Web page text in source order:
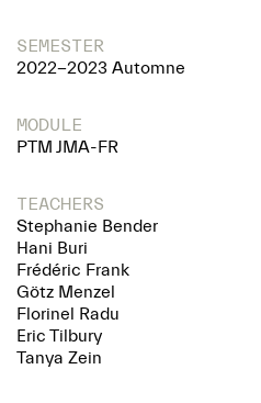
SEMESTER
2022-2023 Automne
MODULE
PTM JMA-FR
TEACHERS
Stephanie Bender
Hani Buri
Frédéric Frank
Götz Menzel
Florinel Radu
Eric Tilbury
Tanya Zein